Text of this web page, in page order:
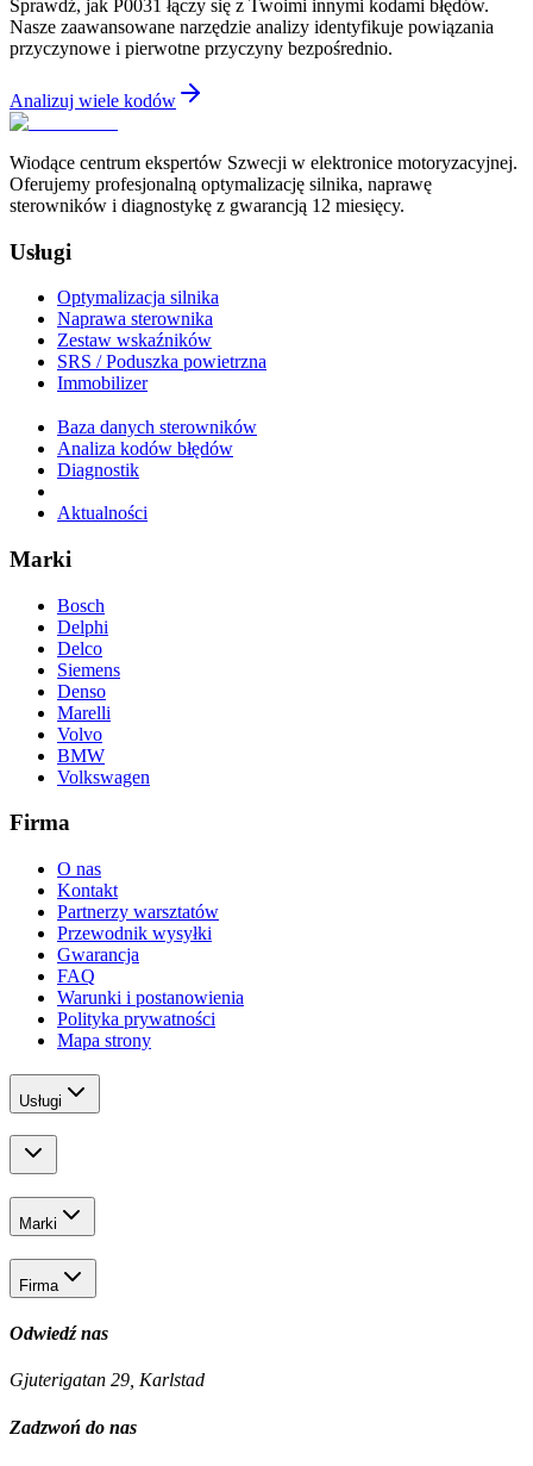
Sprawdź, jak P0031 łączy się z Twoimi innymi kodami błędów.
Nasze zaawansowane narzędzie analizy identyfikuje powiązania
przyczynowe i pierwotne przyczyny bezpośrednio.
Analizuj wiele kodów
Wiodące centrum ekspertów Szwecji w elektronice motoryzacyjnej.
Oferujemy profesjonalną optymalizację silnika, naprawę
sterowników i diagnostykę z gwarancją 12 miesięcy.
Usługi
Optymalizacja silnika
Naprawa sterownika
Zestaw wskaźników
SRS / Poduszka powietrzna
Immobilizer
Baza danych sterowników
Analiza kodów błędów
Diagnostik
Aktualności
Marki
Bosch
Delphi
Delco
Siemens
Denso
Marelli
Volvo
BMW
Volkswagen
Firma
O nas
Kontakt
Partnerzy warsztatów
Przewodnik wysyłki
Gwarancja
FAQ
Warunki i postanowienia
Polityka prywatności
Mapa strony
Usługi
Marki
Firma
Odwiedź nas
Gjuterigatan 29, Karlstad
Zadzwoń do nas